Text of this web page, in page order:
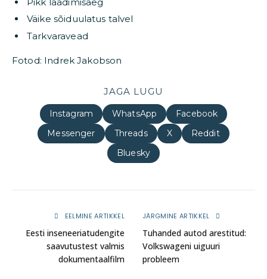
Väike sõiduulatus talvel
Tarkvaravead
Fotod: Indrek Jakobson
JAGA LUGU
Instagram WhatsApp
Facebook
Messenger
Threads X
Reddit
Bluesky
EELMINE ARTIKKEL
Eesti inseneeriatudengite
saavutustest valmis
dokumentaalfilm
JÄRGMINE ARTIKKEL
Tuhanded autod arestitud:
Volkswageni uiguuri
probleem